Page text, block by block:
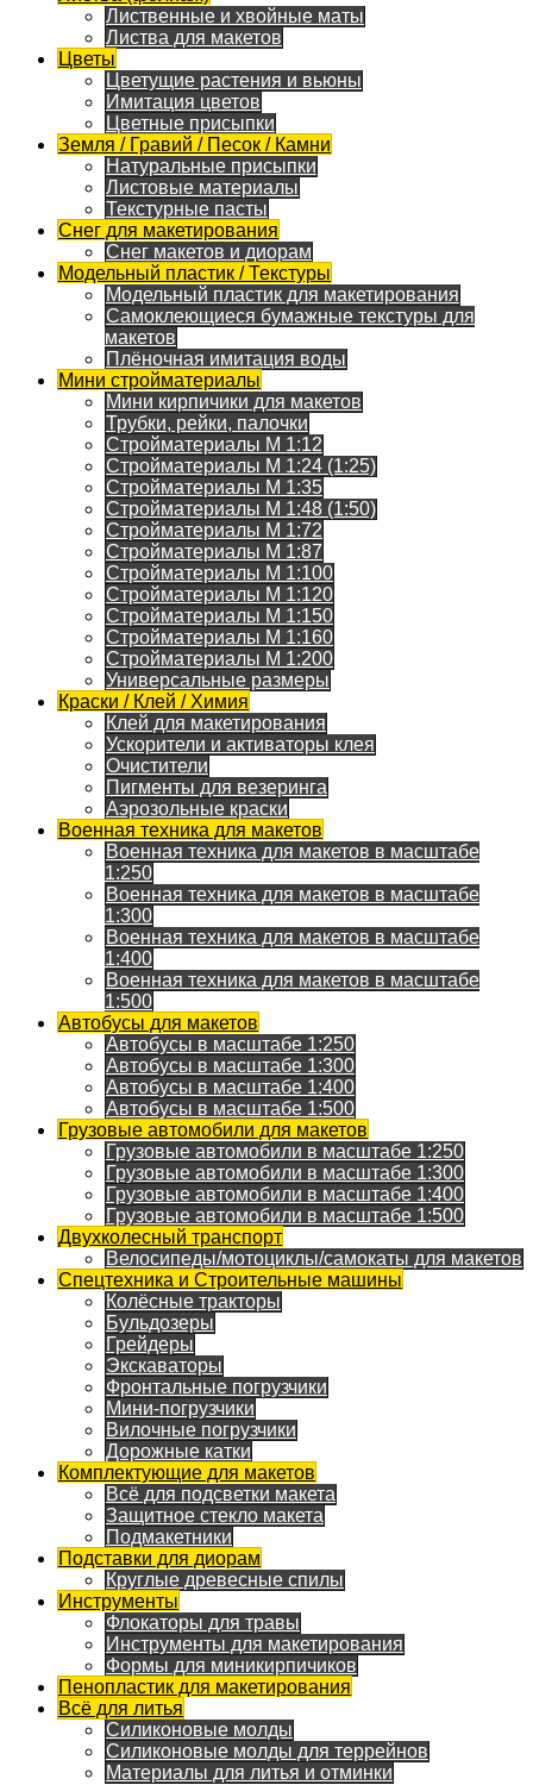
Лиственные и хвойные маты
Листва для макетов
Цветы
Цветущие растения и вьюны
Имитация цветов
Цветные присыпки
Земля / Гравий / Песок / Камни
Натуральные присыпки
Листовые материалы
Текстурные пасты
Снег для макетирования
Снег макетов и диорам
Модельный пластик / Текстуры
Модельный пластик для макетирования
Самоклеющиеся бумажные текстуры для
макетов
Плёночная имитация воды
Мини стройматериалы
Мини кирпичики для макетов
Трубки, рейки, палочки
Стройматериалы M 1:12
Стройматериалы M 1:24 (1:25)
Стройматериалы M 1:35
Стройматериалы M 1:48 (1:50)
Стройматериалы M 1:72
Стройматериалы M 1:87
Стройматериалы M 1:100
Стройматериалы M 1:120
Стройматериалы M 1:150
Стройматериалы M 1:160
Стройматериалы M 1:200
Универсальные размеры
Краски / Клей / Химия
Клей для макетирования
Ускорители и активаторы клея
Очистители
Пигменты для везеринга
Аэрозольные краски
Военная техника для макетов
Военная техника для макетов в масштабе
1:250
Военная техника для макетов в масштабе
1:300
Военная техника для макетов в масштабе
1:400
Военная техника для макетов в масштабе
1:500
Автобусы для макетов
Автобусы в масштабе 1:250
Автобусы в масштабе 1:300
Автобусы в масштабе 1:400
Автобусы в масштабе 1:500
Грузовые автомобили для макетов
Грузовые автомобили в масштабе 1:250
Грузовые автомобили в масштабе 1:300
Грузовые автомобили в масштабе 1:400
Грузовые автомобили в масштабе 1:500
Двухколесный транспорт
Велосипеды/мотоциклы/самокаты для макетов
Спецтехника и Строительные машины
Колёсные тракторы
Бульдозеры
Грейдеры
Экскаваторы
Фронтальные погрузчики
Мини-погрузчики
Вилочные погрузчики
Дорожные катки
Комплектующие для макетов
Всё для подсветки макета
Защитное стекло макета
Подмакетники
Подставки для диорам
Круглые древесные спилы
Инструменты
Флокаторы для травы
Инструменты для макетирования
Формы для миникирпичиков
Пенопластик для макетирования
Всё для литья
Силиконовые молды
Силиконовые молды для террейнов
Материалы для литья и отминки